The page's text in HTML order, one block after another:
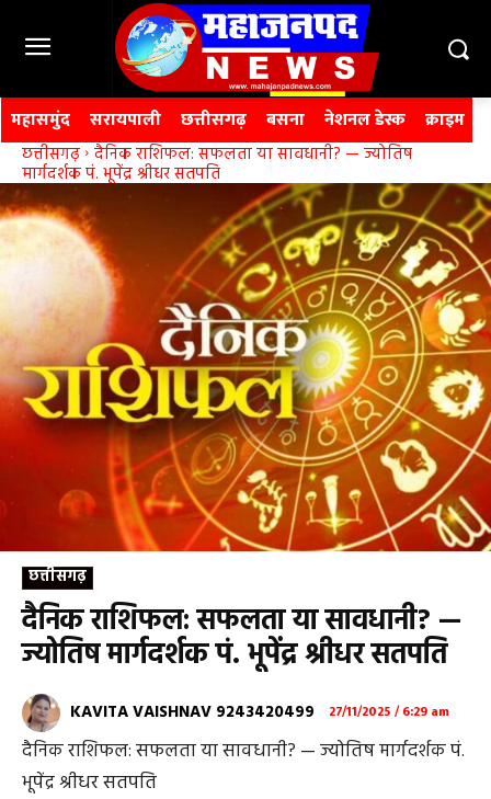
महासमुंद सरायपाली छत्तीसगढ़ बसना नेशनल डेस्क क्राइम
छत्तीसगढ़ दैनिक राशिफल: सफलता या सावधानी? — ज्योतिष
मार्गदर्शक पं. भूपेंद्र श्रीधर सतपति
छत्तीसगढ़
दैनिक राशिफल: सफलता या सावधानी? —
ज्योतिष मार्गदर्शक पं. भूपेंद्र श्रीधर सतपति
KAVITA VAISHNAV 9243420499 27/11/2025 / 6:29 am
दैनिक राशिफल: सफलता या सावधानी? — ज्योतिष मार्गदर्शक पं.
भूपेंद्र श्रीधर सतपति